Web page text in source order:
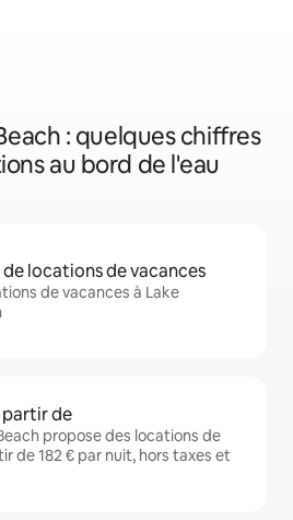
: quelques chiffres
au bord de l'eau
locations de vacances
de vacances à Lake
partir de
propose des locations de
de 182 € par nuit, hors taxes et